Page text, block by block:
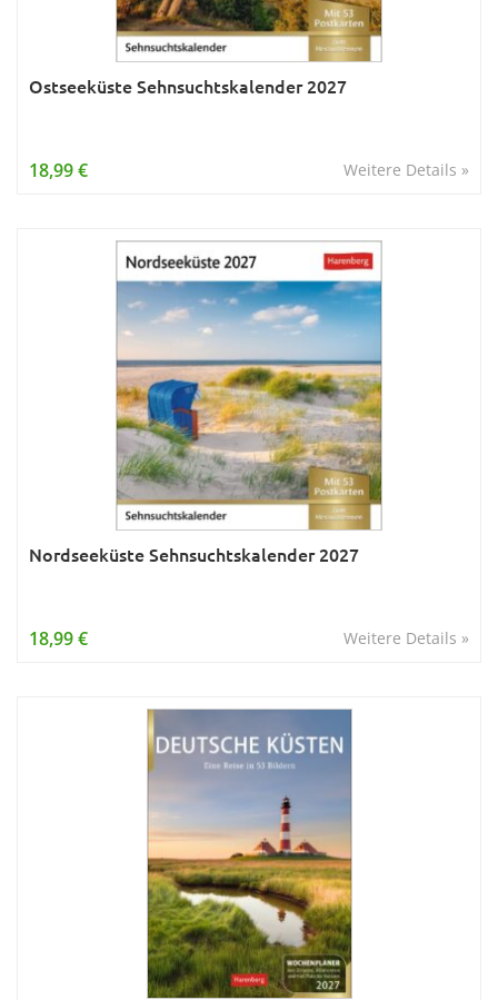
Ostseeküste Sehnsuchtskalender 2027
Weitere Details »
18,99 €
Nordseeküste Sehnsuchtskalender 2027
Weitere Details »
18,99 €